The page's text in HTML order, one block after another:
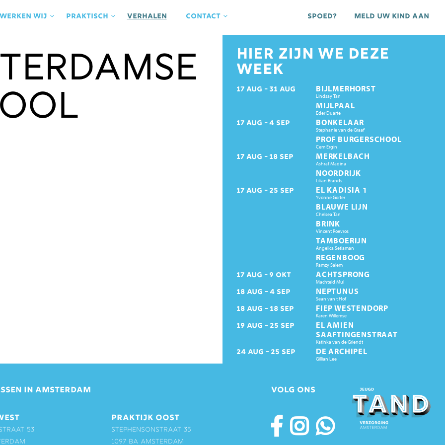
wij praktisch Verhalen contact Meld uw kind aan
Spoed?
HIER ZIJN WE DEZE
WEEK
17 AUG 31 AUG BIJLMERHORST
Lindsay Tan
MIJLPAAL
Eder Duarte
17 AUG 4 SEP BONKELAAR
Stephanie van de Graaf
PROF BURGERSCHOOL
Cem Ergin
17 AUG 18 SEP MERKELBACH
Ashraf Madina
NOORDRIJK
Lilian Brands
17 AUG 25 SEP EL KADISIA 1
Yvonne Gorter
BLAUWE LIJN
Chelsea Tan
BRINK
Vincent Roevros
TAMBOERIJN
Angelica Setiaman
REGENBOOG
Ramzy Salem
17 AUG 9 OKT ACHTSPRONG
Machteld Mul
18 AUG 4 SEP NEPTUNUS
Sean van t Hof
18 AUG 18 SEP FIEP WESTENDORP
Karen Willemse
19 AUG 25 SEP
EL AMIEN
SAAFTINGENSTRAAT
Katinka van de Griendt
24 AUG 25 SEP DE ARCHIPEL
Gillian Lee
IN AMSTERDAM
53
PRAKTIJK OOST
Stephensonstraat 35
1097 BA Amsterdam
VOLG ONS